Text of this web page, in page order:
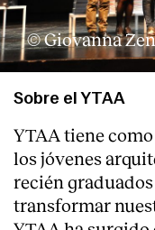
© Giovanna Zen
Sobre el YTAA
YTAA tiene
los jóvenes
recién
transformar